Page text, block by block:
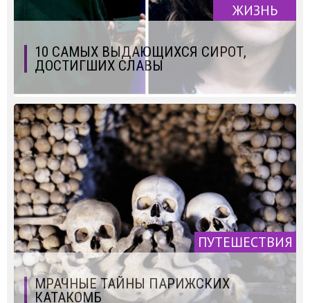
ЖИЗНЬ
10 САМЫХ ВЫДАЮЩИХСЯ СИРОТ,
ДОСТИГШИХ СЛАВЫ
ПУТЕШЕСТВИЯ
МРАЧНЫЕ ТАЙНЫ ПАРИЖСКИХ
КАТАКОМБ